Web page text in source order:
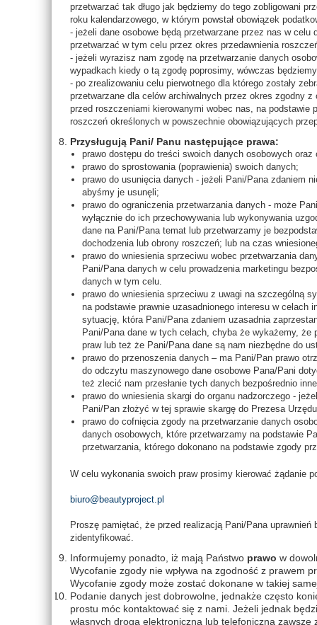
przetwarzać tak długo jak będziemy do tego zobligowani
roku kalendarzowego, w którym powstał obowiązek
- jeżeli dane osobowe będą przetwarzane przez nas w
przetwarzać w tym celu przez okres przedawnienia
- jeżeli wyrazisz nam zgodę na przetwarzanie danych
wypadkach kiedy o tą zgodę poprosimy, wówczas
- po zrealizowaniu celu pierwotnego dla którego zostały
przetwarzane dla celów archiwalnych przez okres zgodny
przed roszczeniami kierowanymi wobec nas, na podstawie
roszczeń określonych w powszechnie obowiązujących
Przysługują Pani/ Panu następujące prawa:
prawo dostępu do treści swoich danych osobowych
prawo do sprostowania (poprawienia) swoich danych;
prawo do usunięcia danych - jeżeli Pani/Pana zdaniem
abyśmy je usunęli;
prawo do ograniczenia przetwarzania danych - może
wyłącznie do ich przechowywania lub wykonywania
dane na Pani/Pana temat lub przetwarzamy je
dochodzenia lub obrony roszczeń; lub na czas
prawo do wniesienia sprzeciwu wobec przetwarzania
Pani/Pana danych w celu prowadzenia marketingu
danych w tym celu.
prawo do wniesienia sprzeciwu z uwagi na szczególną
na podstawie prawnie uzasadnionego interesu w
sytuację, która Pani/Pana zdaniem uzasadnia
Pani/Pana dane w tych celach, chyba że wykażemy,
praw lub też że Pani/Pana dane są nam niezbędne do
prawo do przenoszenia danych – ma Pani/Pan prawo
do odczytu maszynowego dane osobowe Pana/Pani
też zlecić nam przesłanie tych danych bezpośrednio
prawo do wniesienia skargi do organu nadzorczego -
Pani/Pan złożyć w tej sprawie skargę do Prezesa
prawo do cofnięcia zgody na przetwarzanie danych
danych osobowych, które przetwarzamy na podstawie
przetwarzania, którego dokonano na podstawie zgody
W celu wykonania swoich praw prosimy kierować żądanie
biuro@beautyproject.pl
Proszę pamiętać, że przed realizacją Pani/Pana
zidentyfikować.
Informujemy ponadto, iż mają Państwo prawo w
Wycofanie zgody nie wpływa na zgodność z prawem
Wycofanie zgody może zostać dokonane w takiej
Podanie danych jest dobrowolne, jednakże często
prostu móc kontaktować się z nami. Jeżeli jednak
własnych drogą elektroniczną lub telefoniczną